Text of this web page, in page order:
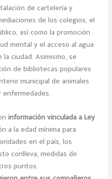
de cartelería y
de los colegios, el
así como la promoción
mental y el acceso al agua
ciudad. Asimismo, se
de bibliotecas populares
municipal de animales
información vinculada a Ley
a la edad mínima para
en el país, los
conlleva, medidas de
puntos.